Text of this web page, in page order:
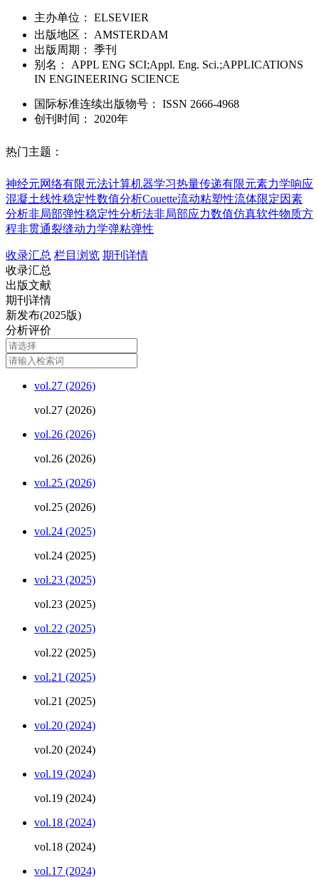
主办单位：
ELSEVIER
出版地区：
AMSTERDAM
出版周期：
季刊
别名：
APPL ENG SCI;Appl. Eng. Sci.;APPLICATIONS
IN ENGINEERING SCIENCE
国际标准连续出版物号 ： ISSN 2666-4968
创刊时间：
2020年
热门主题：
神经元网络有限元法计算机器学习热量传递有限元素力学响应
混凝土线性稳定性数值分析Couette流动粘塑性流体限定因素
分析非局部弹性稳定性分析法非局部应力数值仿真软件物质方
程非贯通裂缝动力学弹粘弹性
收录汇总 栏目浏览 期刊详情
收录汇总
出版文献
期刊详情
新发布(2025版)
分析评价
vol.27 (2026)
vol.27 (2026)
vol.26 (2026)
vol.26 (2026)
vol.25 (2026)
vol.25 (2026)
vol.24 (2025)
vol.24 (2025)
vol.23 (2025)
vol.23 (2025)
vol.22 (2025)
vol.22 (2025)
vol.21 (2025)
vol.21 (2025)
vol.20 (2024)
vol.20 (2024)
vol.19 (2024)
vol.19 (2024)
vol.18 (2024)
vol.18 (2024)
vol.17 (2024)